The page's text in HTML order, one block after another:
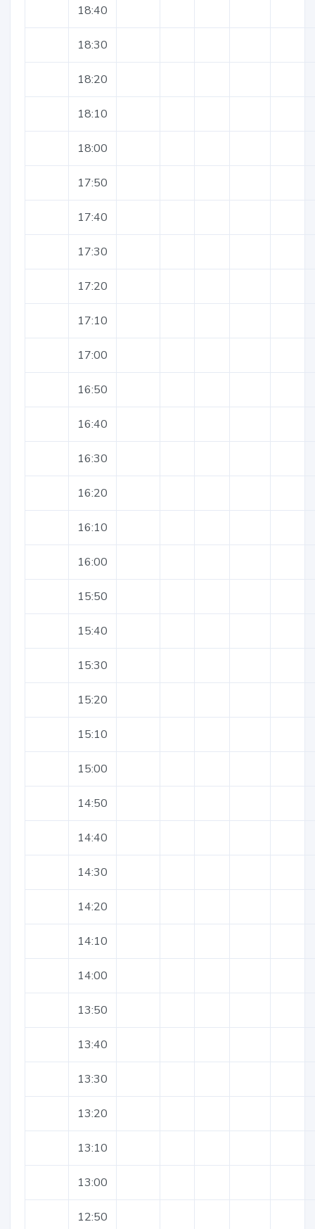
18:40
18:30
18:20
18:10
18:00
17:50
17:40
17:30
17:20
17:10
17:00
16:50
16:40
16:30
16:20
16:10
16:00
15:50
15:40
15:30
15:20
15:10
15:00
14:50
14:40
14:30
14:20
14:10
14:00
13:50
13:40
13:30
13:20
13:10
13:00
12:50